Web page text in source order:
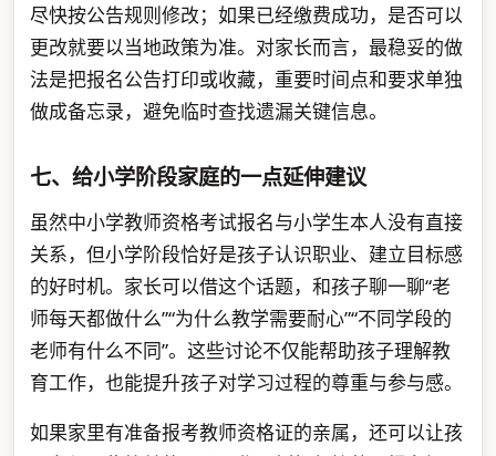
尽快按公告规则修改；如果已经缴费成功，是否可以
更改就要以当地政策为准。对家长而言，最稳妥的做
法是把报名公告打印或收藏，重要时间点和要求单独
做成备忘录，避免临时查找遗漏关键信息。
七、给小学阶段家庭的一点延伸建议
虽然中小学教师资格考试报名与小学生本人没有直接
关系，但小学阶段恰好是孩子认识职业、建立目标感
的好时机。家长可以借这个话题，和孩子聊一聊“老
师每天都做什么”“为什么教学需要耐心”“不同学段的
老师有什么不同”。这些讨论不仅能帮助孩子理解教
育工作，也能提升孩子对学习过程的尊重与参与感。
如果家里有准备报考教师资格证的亲属，还可以让孩